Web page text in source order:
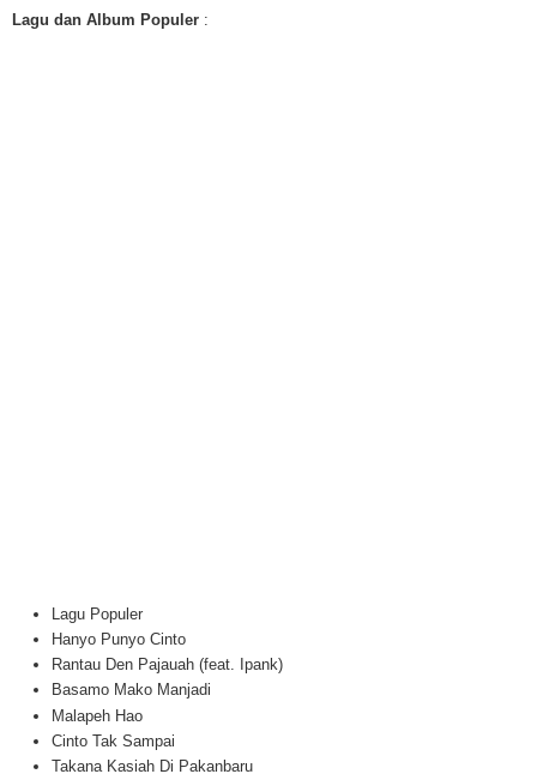
Lagu dan Album Populer :
Lagu Populer
Hanyo Punyo Cinto
Rantau Den Pajauah (feat. Ipank)
Basamo Mako Manjadi
Malapeh Hao
Cinto Tak Sampai
Takana Kasiah Di Pakanbaru